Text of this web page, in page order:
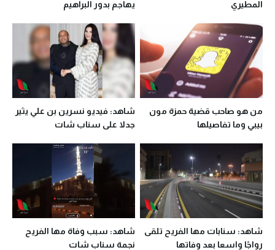
المطيري
يهاجم بدور البراهيم
من هو صاحب قضية حمزة مون
بيبي وما تفاصيلها
شاهد: فيديو نسرين بن علي يثير
جدلا على سناب شات
شاهد: سنابات مها الفريح تلقى
رواجًا واسعا بعد وفاتها
شاهد: سبب وفاة مها الفريح
نجمة سناب شات